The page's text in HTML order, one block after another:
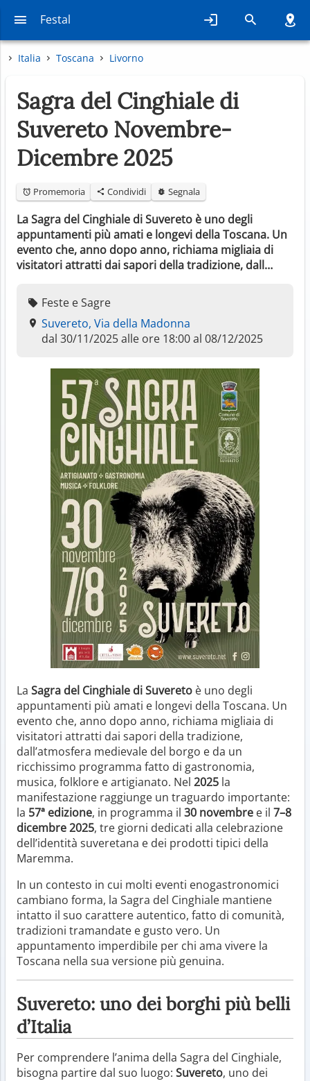
Festal
Italia Toscana Livorno
Sagra del Cinghiale di
Suvereto Novembre-
Dicembre 2025
Promemoria Condividi Segnala
La Sagra del Cinghiale di Suvereto è uno degli
appuntamenti più amati e longevi della Toscana. Un
evento che, anno dopo anno, richiama migliaia di
visitatori attratti dai sapori della tradizione, dall…
Feste e Sagre
Suvereto, Via della Madonna
dal 30/11/2025 alle ore 18:00 al 08/12/2025
La Sagra del Cinghiale di Suvereto è uno degli
appuntamenti più amati e longevi della Toscana. Un
evento che, anno dopo anno, richiama migliaia di
visitatori attratti dai sapori della tradizione,
dall’atmosfera medievale del borgo e da un
ricchissimo programma fatto di gastronomia,
musica, folklore e artigianato. Nel 2025 la
manifestazione raggiunge un traguardo importante:
la 57ª edizione, in programma il 30 novembre e il 7–8
dicembre 2025, tre giorni dedicati alla celebrazione
dell’identità suveretana e dei prodotti tipici della
Maremma.
In un contesto in cui molti eventi enogastronomici
cambiano forma, la Sagra del Cinghiale mantiene
intatto il suo carattere autentico, fatto di comunità,
tradizioni tramandate e gusto vero. Un
appuntamento imperdibile per chi ama vivere la
Toscana nella sua versione più genuina.
Suvereto: uno dei borghi più belli
d’Italia
Per comprendere l’anima della Sagra del Cinghiale,
bisogna partire dal suo luogo: Suvereto, uno dei